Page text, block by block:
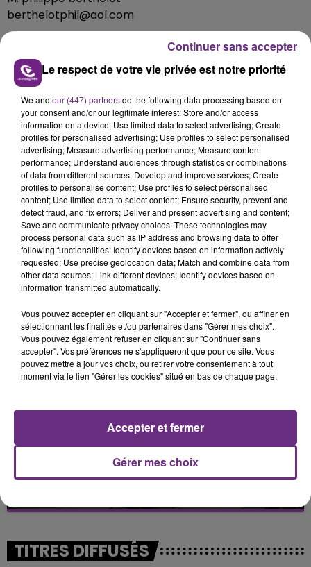
berthelotphil@aol.com
FIL D'ACTUS
LA CENTRALE NUCLÉAIRE DE CHOOZ
TOUJOURS À L'ARRÊT
Cela fait déjà une semaine que la centrale
nucléaire ardennaise est à l'arrêt. Une situation
justifiée par la sécheresse intense qui est toujours
présente.
LE MAGASIN JOUÉCLUB DE REIMS FERME
C'était l'une des institutions du centre-ville
fermer ses portes.
TITRES DIFFUSÉS
Le respect de votre vie privée est notre priorité
We and our (447) partnersdo the following data processing based on
your consent and/or our legitimate interest: Store and/or access
information on a device; Use limited data to select advertising; Create
profiles for personalised advertising; Use profiles to select personalised
advertising; Measure advertising performance; Measure content
performance; Understand audiences through statistics or combinations
of data from different sources; Develop and improve services; Create
profiles to personalise content; Use profiles to select personalised
content; Use limited data to select content; Ensure security, prevent and
detect fraud, and fix errors; Deliver and present advertising and content;
Save and communicate privacy choices. These technologies may
process personal data such as IP address and browsing data to offer
following functionalities: Identify devices based on information actively
requested; Use precise geolocation data; Match and combine data from
other data sources; Link different devices; Identify devices based on
information transmitted automatically.
Vous pouvez accepter en cliquant sur "Accepter et fermer", ou affiner en
sélectionnant les finalités et/ou partenaires dans "Gérer mes choix".
Vous pouvez également refuser en cliquant sur "Continuer sans
accepter". Vos préférences ne s'appliqueront que pour ce site. Vous
pouvez mettre à jour vos choix, ou retirer votre consentement à tout
moment via le lien "Gérer les cookies" situé en bas de chaque page.
Gérer mes choix
Accepter et fermer
Continuer sans accepter